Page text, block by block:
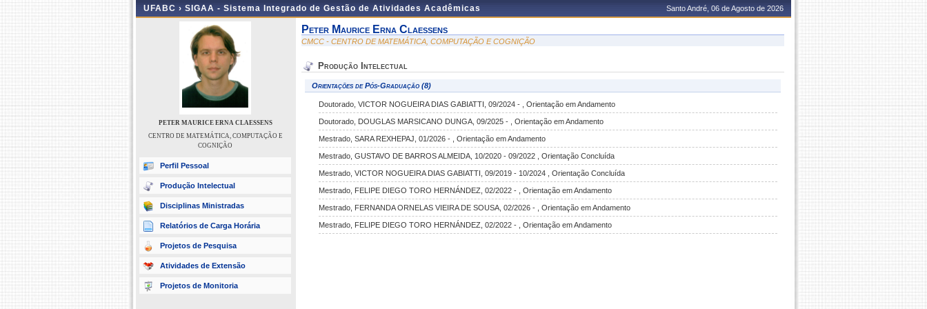
UFABC › SIGAA - Sistema Integrado de Gestão de Atividades Acadêmicas Santo André, 06 de Agosto de 2026
PETER MAURICE ERNA CLAESSENS
CENTRO DE MATEMÁTICA, COMPUTAÇÃO E
COGNIÇÃO
Perfil Pessoal
Produção Intelectual
Disciplinas Ministradas
Relatórios de Carga Horária
Projetos de Pesquisa
Atividades de Extensão
Projetos de Monitoria
Peter Maurice Erna Claessens
CMCC - CENTRO DE MATEMÁTICA, COMPUTAÇÃO E COGNIÇÃO
Produção Intelectual
Orientações de Pós-Graduação (8)
Doutorado, VICTOR NOGUEIRA DIAS GABIATTI, 09/2024 - , Orientação em Andamento
Doutorado, DOUGLAS MARSICANO DUNGA, 09/2025 - , Orientação em Andamento
Mestrado, SARA REXHEPAJ, 01/2026 - , Orientação em Andamento
Mestrado, GUSTAVO DE BARROS ALMEIDA, 10/2020 - 09/2022 , Orientação Concluída
Mestrado, VICTOR NOGUEIRA DIAS GABIATTI, 09/2019 - 10/2024 , Orientação Concluída
Mestrado, FELIPE DIEGO TORO HERNÁNDEZ, 02/2022 - , Orientação em Andamento
Mestrado, FERNANDA ORNELAS VIEIRA DE SOUSA, 02/2026 - , Orientação em Andamento
Mestrado, FELIPE DIEGO TORO HERNÁNDEZ, 02/2022 - , Orientação em Andamento